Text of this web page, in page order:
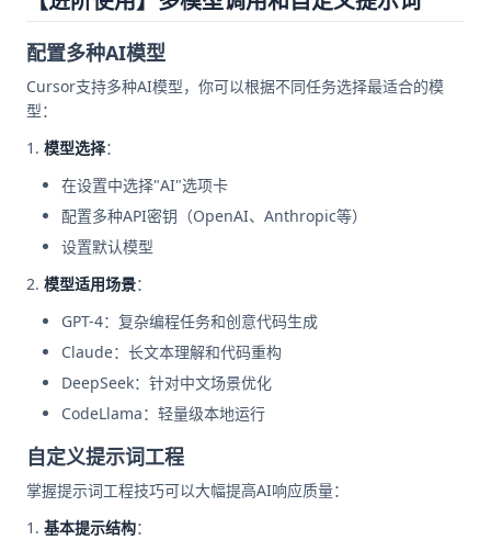
配置多种AI模型
Cursor支持多种AI模型，你可以根据不同任务选择最适合的模
型：
模型选择：
在设置中选择"AI"选项卡
配置多种API密钥（OpenAI、Anthropic等）
设置默认模型
模型适用场景：
GPT-4：复杂编程任务和创意代码生成
Claude：长文本理解和代码重构
DeepSeek：针对中文场景优化
CodeLlama：轻量级本地运行
自定义提示词工程
掌握提示词工程技巧可以大幅提高AI响应质量：
基本提示结构：